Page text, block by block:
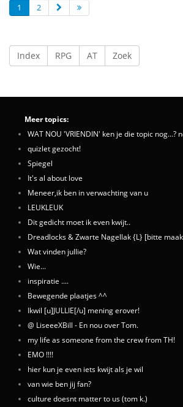
1 2
Index RPG AT Zoek
Meer topics:
WAT NOU 'VRIENDIN' ken je die topic nog...?
quizlet gezocht!
Spiegel
It's al about love
Meneer,ik ben in verwachting van u
LEUKLEUK
Dit gedicht moet ik even kwijt..
Dreadlocks & Zwarte Nagellak {L} [bitte
Wat vinden jullie?
Wie...
inspiratie ....
Bewegende plaatjes ^^
Ikwil [u]JULLIE[/u] mening erover!
@ LiseeeXBill - En nou over Tom.
my life as someone from the crew from TH!
EMO !!!!
hier kun je even iets kwijt als je wil
van wie ben jij fan?
culture doesnt matter to us (tom k.)